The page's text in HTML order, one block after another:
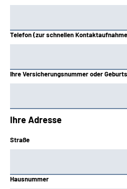
Telefon (zur schnellen
Ihre Versicherungsnummer oder
Ihre Adresse
Straße
Hausnummer